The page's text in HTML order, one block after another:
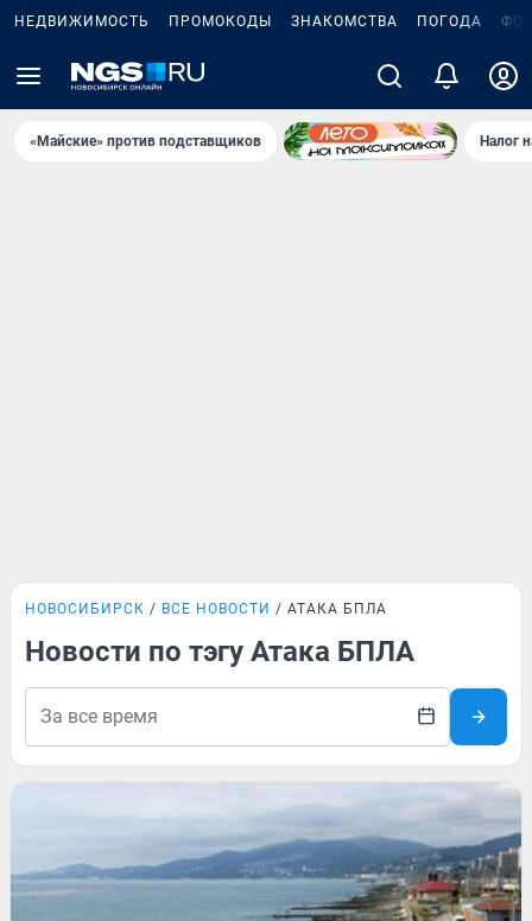
НЕДВИЖИМОСТЬ ПРОМОКОДЫ ЗНАКОМСТВА ПОГОДА
«Майские» против подставщиков Налог
НОВОСИБИРСК ВСЕ НОВОСТИ АТАКА БПЛА
Новости по тэгу Атака БПЛА